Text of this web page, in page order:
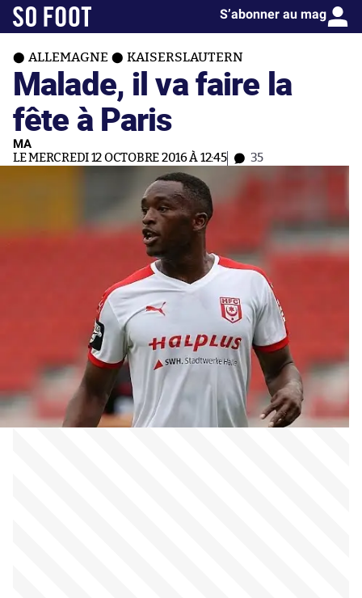
S’abonner au mag
ALLEMAGNE KAISERSLAUTERN
Malade, il va faire la
fête à Paris
MA
LE MERCREDI 12 OCTOBRE 2016 À 12:45 35